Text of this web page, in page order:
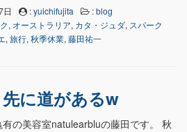
日 :yuichifujita :blog
, オーストラリア, カタ・ジュダ, スパーク
, 旅行, 秋季休業, 藤田祐一
に道があるw
の美容室natulearbluの藤田です。 秋